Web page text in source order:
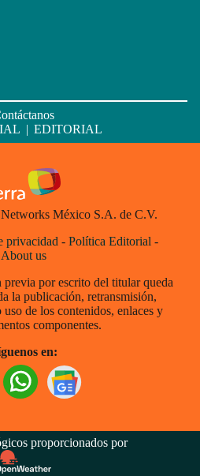
| EDITORIAL
México S.A. de C.V.
privacidad - Política Editorial -
About us
por escrito del titular queda
la publicación, retransmisión,
de los contenidos, enlaces y
componentes.
en:
proporcionados por